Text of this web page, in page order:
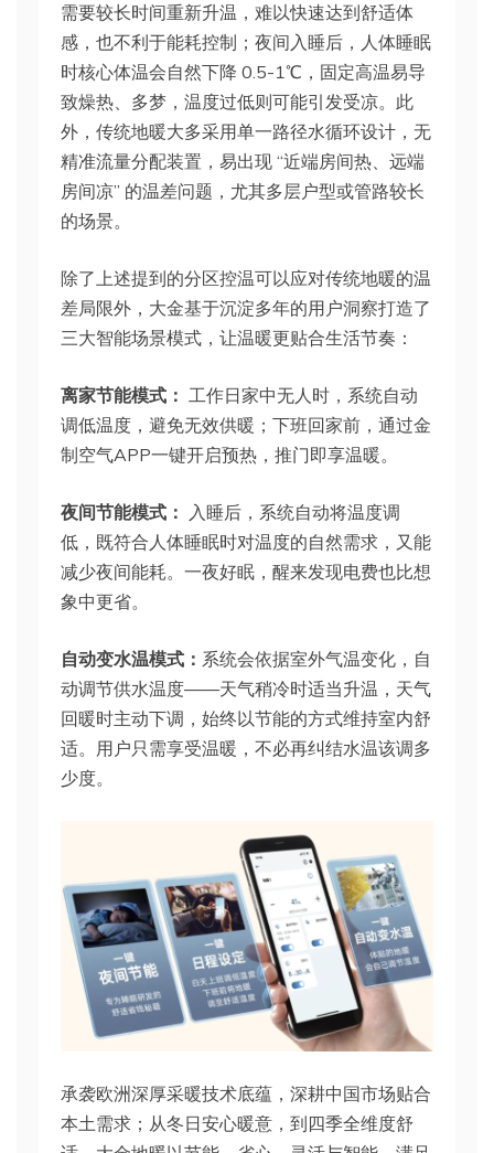
需要较长时间重新升温，难以快速达到舒适体
感，也不利于能耗控制；夜间入睡后，人体睡眠
时核心体温会自然下降 0.5-1℃，固定高温易导
致燥热、多梦，温度过低则可能引发受凉。此
外，传统地暖大多采用单一路径水循环设计，无
精准流量分配装置，易出现 “近端房间热、远端
房间凉” 的温差问题，尤其多层户型或管路较长
的场景。
除了上述提到的分区控温可以应对传统地暖的温
差局限外，大金基于沉淀多年的用户洞察打造了
三大智能场景模式，让温暖更贴合生活节奏：
离家节能模式： 工作日家中无人时，系统自动
调低温度，避免无效供暖；下班回家前，通过金
制空气APP一键开启预热，推门即享温暖。
夜间节能模式： 入睡后，系统自动将温度调
低，既符合人体睡眠时对温度的自然需求，又能
减少夜间能耗。一夜好眠，醒来发现电费也比想
象中更省。
自动变水温模式： 系统会依据室外气温变化，自
动调节供水温度——天气稍冷时适当升温，天气
回暖时主动下调，始终以节能的方式维持室内舒
适。用户只需享受温暖，不必再纠结水温该调多
少度。
承袭欧洲深厚采暖技术底蕴，深耕中国市场贴合
本土需求；从冬日安心暖意，到四季全维度舒